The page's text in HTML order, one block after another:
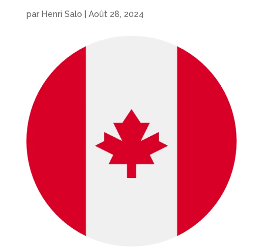
par Henri Salo Août 28, 2024